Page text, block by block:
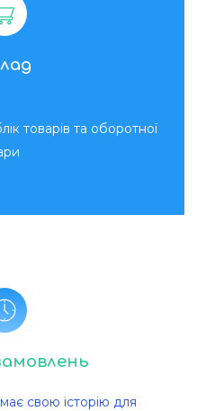
товарів та оборотної
свою історію для